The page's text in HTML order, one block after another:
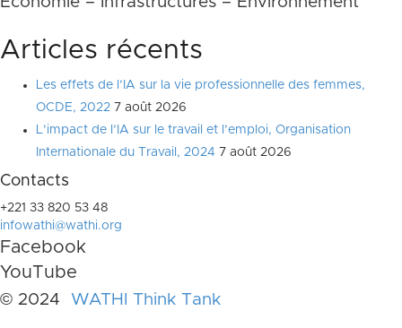
Articles récents
Les effets de l’IA sur la vie professionnelle des femmes,
OCDE, 2022 7 août 2026
L’impact de l’IA sur le travail et l’emploi, Organisation
Internationale du Travail, 2024 7 août 2026
Contacts
+221 33 820 53 48
infowathi@wathi.org
Facebook
YouTube
© 2024 WATHI Think Tank